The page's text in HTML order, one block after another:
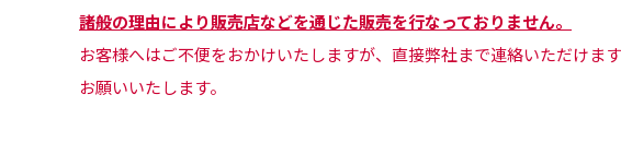
諸般の理由により販売店などを通じた販売を行なっておりません。
お客様へはご不便をおかけいたしますが、直接弊社まで連絡いただけま
お願いいたします。